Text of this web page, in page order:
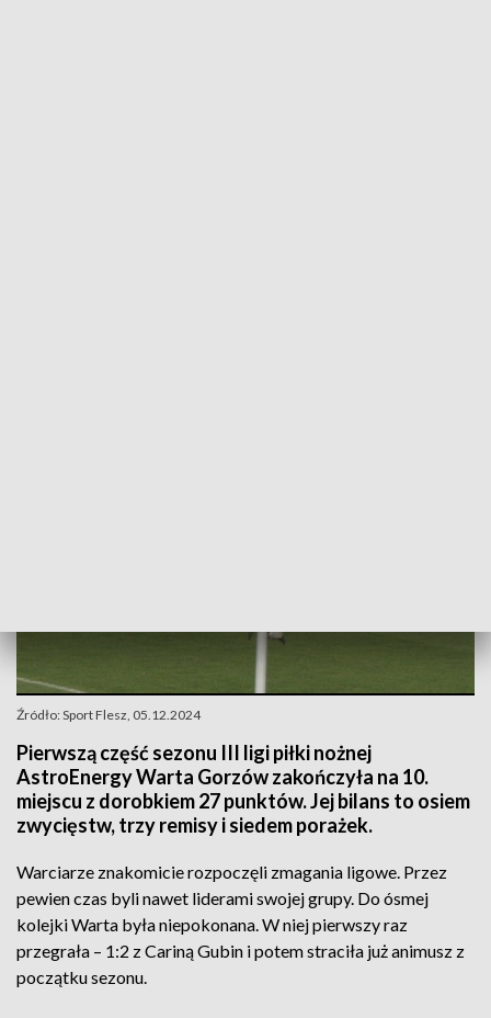
Źródło: Sport Flesz, 05.12.2024
Pierwszą część sezonu III ligi piłki nożnej
AstroEnergy Warta Gorzów zakończyła na 10.
miejscu z dorobkiem 27 punktów. Jej bilans to osiem
zwycięstw, trzy remisy i siedem porażek.
Warciarze znakomicie rozpoczęli zmagania ligowe. Przez
pewien czas byli nawet liderami swojej grupy. Do ósmej
kolejki Warta była niepokonana. W niej pierwszy raz
przegrała – 1:2 z Cariną Gubin i potem straciła już animusz z
początku sezonu.